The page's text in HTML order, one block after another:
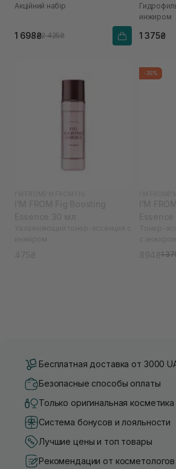
Акційний набір
1 698₴2 425₴
инжиром
1 375₴
-35%
1
Бесплатная доставка от 3000
Безопасные способы оплаты
Только оригинальная косметика
Система бонусов и лояльности
Лучшие цены и топ товары
Рекомендации от косметологов